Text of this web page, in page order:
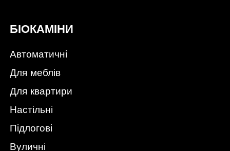
БІОКАМІНИ
Автоматичні
Для меблів
Для квартири
Настільні
Підлогові
Вуличні